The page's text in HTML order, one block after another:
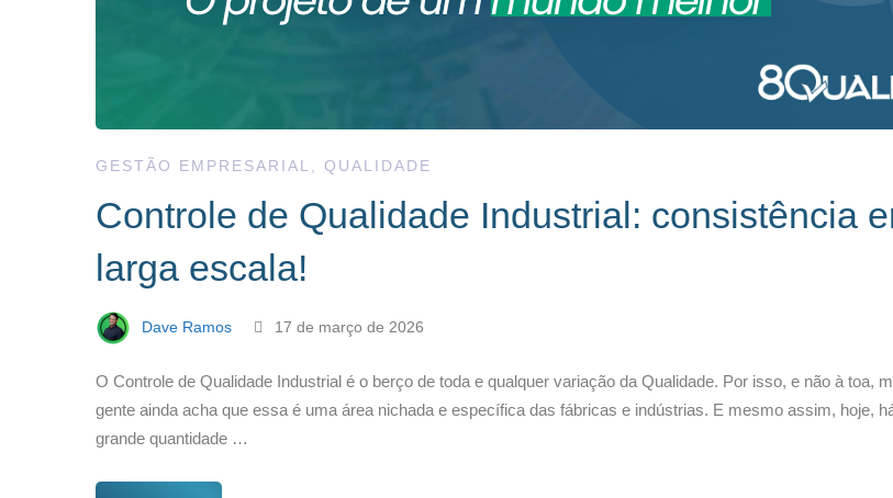
GESTÃO EMPRESARIAL QUALIDADE
Controle de Qualidade Industrial: consistência
larga escala!
Dave Ramos 17 de março de 2026
O Controle de Qualidade Industrial é o berço de toda e qualquer variação da Qualidade. Por isso, e não à toa,
gente ainda acha que essa é uma área nichada e específica das fábricas e indústrias. E mesmo assim, hoje,
grande quantidade …